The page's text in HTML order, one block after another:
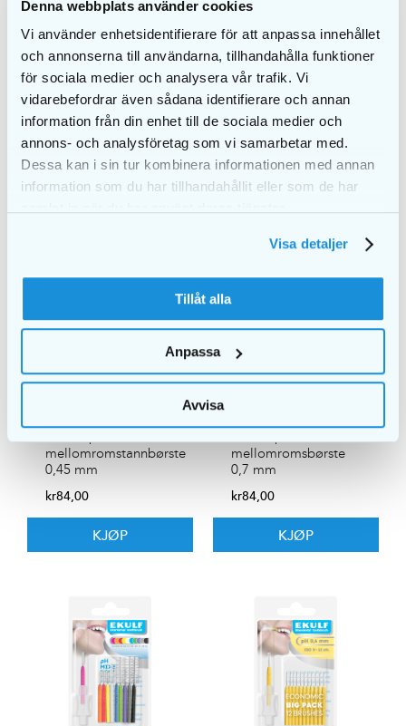
Denna webbplats använder cookies
Vi använder enhetsidentifierare för att anpassa innehållet
och annonserna till användarna, tillhandahålla funktioner
för sociala medier och analysera vår trafik. Vi
vidarebefordrar även sådana identifierare och annan
information från din enhet till de sociala medier och
annons- och analysföretag som vi samarbetar med.
Dessa kan i sin tur kombinera informationen med annan
information som du har tillhandahållit eller som de har
Visa detaljer
Tillåt alla
Anpassa
Avvisa
• 12 mellomromsbørster per pakke
• Hver børste leveres med beskyttelseshylse
LIGNENDE PRODUKTER
mellomromstannbørste
0,45 mm
kr84,00
KJØP
mellomromsbørste
0,7 mm
kr84,00
KJØP